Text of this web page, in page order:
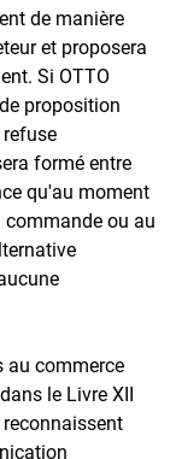
de manière
et proposera
Si OTTO
proposition
formé entre
qu'au moment
commande ou au
au commerce
le Livre XII